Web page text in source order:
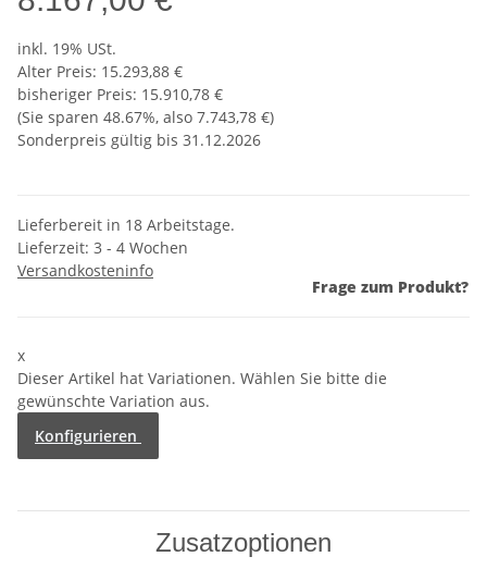
inkl. 19% USt.
Alter Preis: 15.293,88 €
bisheriger Preis: 15.910,78 €
(Sie sparen 48.67%, also 7.743,78 €)
Sonderpreis gültig bis 31.12.2026
Lieferbereit in 18 Arbeitstage.
Lieferzeit: 3 - 4 Wochen
Versandkosteninfo
Frage zum Produkt?
x
Dieser Artikel hat Variationen. Wählen Sie bitte die
gewünschte Variation aus.
Konfigurieren
Zusatzoptionen